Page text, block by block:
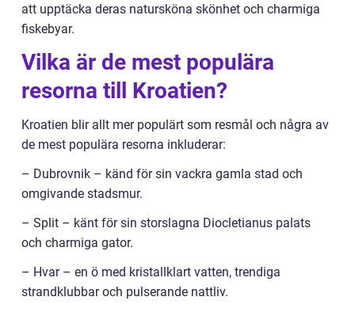
att upptäcka deras natursköna skönhet och charmiga
fiskebyar.
Vilka är de mest populära
resorna till Kroatien?
Kroatien blir allt mer populärt som resmål och några av
de mest populära resorna inkluderar:
– Dubrovnik – känd för sin vackra gamla stad och
omgivande stadsmur.
– Split – känt för sin storslagna Diocletianus palats
och charmiga gator.
– Hvar – en ö med kristallklart vatten, trendiga
strandklubbar och pulserande nattliv.